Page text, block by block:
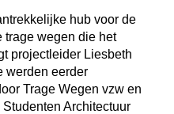
hub voor de
trage wegen die het
projectleider Liesbeth
werden eerder
Trage Wegen vzw en
Architectuur